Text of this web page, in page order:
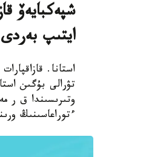
ايتىپ بەردى
تۋرالى بۇگىن
وتىرىسىندا ق ر
ءتوراعاسىنىڭ